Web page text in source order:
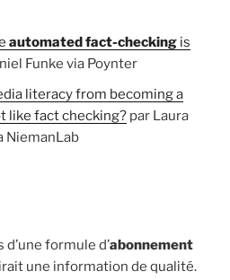
automated fact-checking is
Funke via Poynter
literacy from becoming a
like fact checking? par Laura
NiemanLab
formule d’abonnement
une information de qualité.